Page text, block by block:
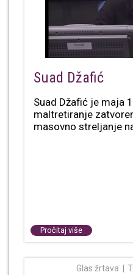
Suad Džafić
Suad Džafić je maja
maltretiranje
masovno streljanje
Pročitaj više
Glas žrtava